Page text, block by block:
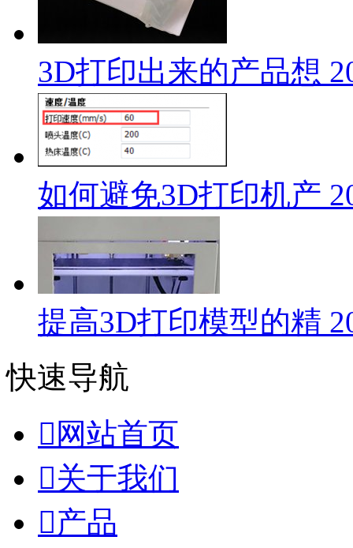
3D打印出来的产品想
如何避免3D打印机产
提高3D打印模型的精
快速导航
 网站首页
关于我们
产品